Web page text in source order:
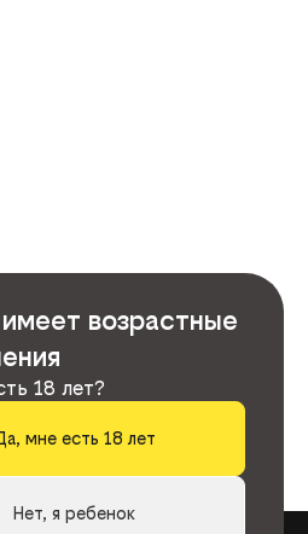
возрастные
18 лет?
мне есть 18 лет
Нет, я ребенок